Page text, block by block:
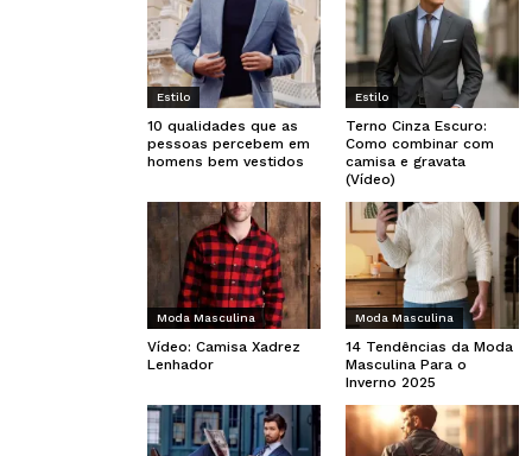
Estilo
10 qualidades que as
pessoas percebem em
homens bem vestidos
Estilo
Terno Cinza Escuro:
Como combinar com
camisa e gravata
(Vídeo)
Moda Masculina
Vídeo: Camisa Xadrez
Lenhador
Moda Masculina
14 Tendências da Moda
Masculina Para o
Inverno 2025